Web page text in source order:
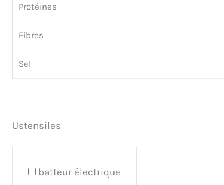
Protéines
Fibres
Sel
Ustensiles
batteur électrique